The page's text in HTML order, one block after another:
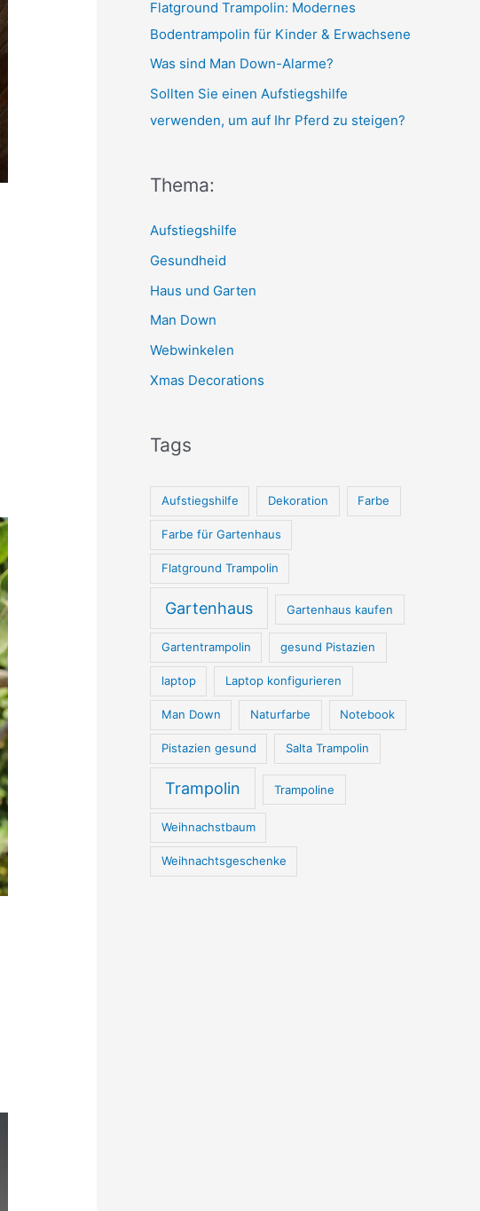
r
:
Flatground Trampolin: Modernes
Bodentrampolin für Kinder & Erwachsene
Was sind Man Down-Alarme?
Sollten Sie einen Aufstiegshilfe
verwenden, um auf Ihr Pferd zu steigen?
Thema:
Aufstiegshilfe
Gesundheid
Haus und Garten
Man Down
Webwinkelen
Xmas Decorations
Tags
Aufstiegshilfe Dekoration Farbe
Farbe für Gartenhaus
Flatground Trampolin
Gartenhaus Gartenhaus kaufen
Gartentrampolin gesund Pistazien
laptop Laptop konfigurieren
Man Down Naturfarbe Notebook
Pistazien gesund Salta Trampolin
Trampolin Trampoline
Weihnachstbaum
Weihnachtsgeschenke